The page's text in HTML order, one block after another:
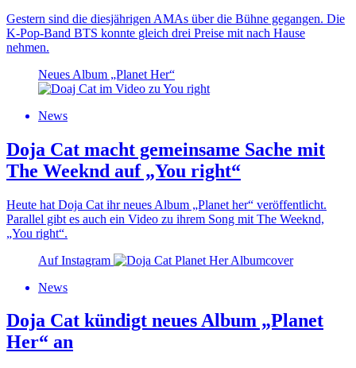
Gestern sind die diesjährigen AMAs über die Bühne gegangen. Die
K-Pop-Band BTS konnte gleich drei Preise mit nach Hause
nehmen.
Neues Album „Planet Her“
News
Doja Cat macht gemeinsame Sache mit
The Weeknd auf „You right“
Heute hat Doja Cat ihr neues Album „Planet her“ veröffentlicht.
Parallel gibt es auch ein Video zu ihrem Song mit The Weeknd,
„You right“.
Auf Instagram
News
Doja Cat kündigt neues Album „Planet
Her“ an